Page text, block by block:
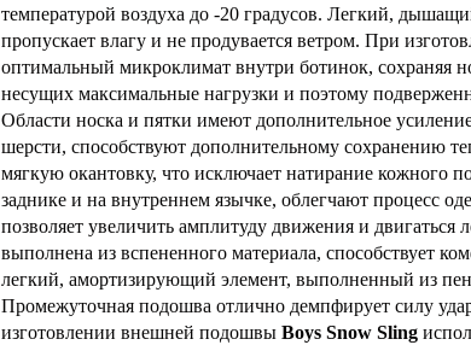
температурой воздуха до -20 градусов. Легкий,
пропускает влагу и не продувается ветром. При
оптимальный микроклимат внутри ботинок, сохраняя
несущих максимальные нагрузки и поэтому
Области носка и пятки имеют дополнительное
шерсти, способствуют дополнительному сохранению
мягкую окантовку, что исключает натирание
заднике и на внутреннем язычке, облегчают процесс
позволяет увеличить амплитуду движения и
выполнена из вспененного материала, способствует
легкий, амортизирующий элемент, выполненный из
Промежуточная подошва отлично демпфирует силу
изготовлении внешней подошвы Boys Snow Sling